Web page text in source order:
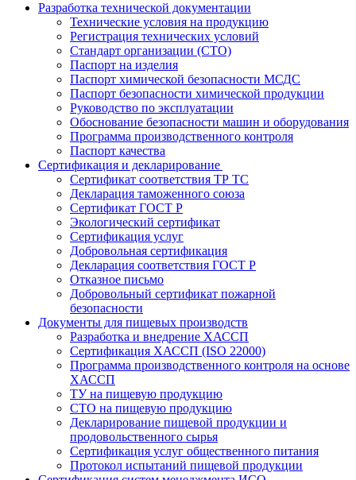
Разработка технической документации
Технические условия на продукцию
Регистрация технических условий
Стандарт организации (СТО)
Паспорт на изделия
Паспорт химической безопасности МСДС
Паспорт безопасности химической продукции
Руководство по эксплуатации
Обоснование безопасности машин и оборудования
Программа производственного контроля
Паспорт качества
Сертификация и декларирование
Сертификат соответствия ТР ТС
Декларация таможенного союза
Сертификат ГОСТ Р
Экологический сертификат
Сертификация услуг
Добровольная сертификация
Декларация соответствия ГОСТ Р
Отказное письмо
Добровольный сертификат пожарной
безопасности
Документы для пищевых производств
Разработка и внедрение ХАССП
Сертификация ХАССП (ISO 22000)
Программа производственного контроля на основе
ХАССП
ТУ на пищевую продукцию
СТО на пищевую продукцию
Декларирование пищевой продукции и
продовольственного сырья
Сертификация услуг общественного питания
Протокол испытаний пищевой продукции